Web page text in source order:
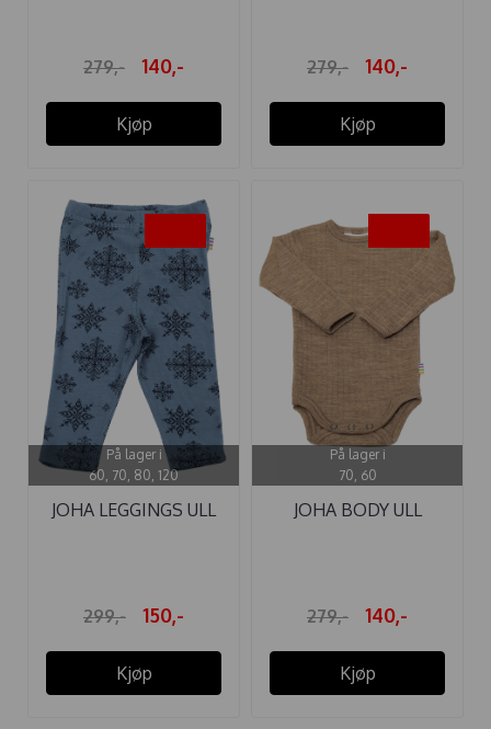
279,- 140,-
Kjøp
279,- 140,-
Kjøp
På lager i
60, 70, 80, 120
JOHA LEGGINGS ULL
299,- 150,-
Kjøp
På lager i
70, 60
JOHA BODY ULL
279,- 140,-
Kjøp